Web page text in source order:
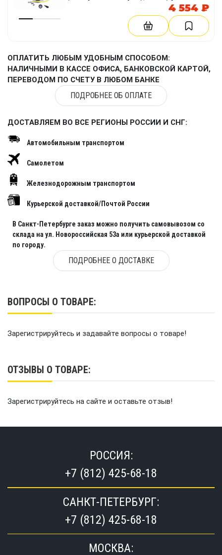
4 554 ₽
ОПЛАТИТЬ ЛЮБЫМ УДОБНЫМ СПОСОБОМ:
НАЛИЧНЫМИ В КАССЕ ОФИСА, БАНКОВСКОЙ КАРТОЙ,
ПЕРЕВОДОМ ПО СЧЕТУ В ЛЮБОМ БАНКЕ
ПОДРОБНЕЕ ОБ ОПЛАТЕ
ДОСТАВЛЯЕМ ВО ВСЕ РЕГИОНЫ РОССИИ И СНГ:
Автомобильным транспортом
Самолетом
Железнодорожным транспортом
Курьерской доставкой/Почтой России
В Санкт-Петербурге заказ можно получить самовывозом со
склада на ул. Новороссийская 53а или курьерской доставкой
по городу.
ПОДРОБНЕЕ О ДОСТАВКЕ
ВОПРОСЫ О ТОВАРЕ:
Зарегистрируйтесь и задавайте вопросы о товаре!
ОТЗЫВЫ О ТОВАРЕ:
Зарегистрируйтесь на сайте и оставьте отзыв!
РОССИЯ:
+7 (812) 425-68-18
САНКТ-ПЕТЕРБУРГ:
+7 (812) 425-68-18
МОСКВА: